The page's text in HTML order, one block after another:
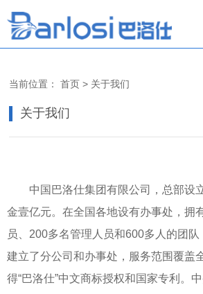
当前位置： 首页 > 关于我们
关于我们
中国巴洛仕集团有限公司，总部设
金壹亿元。在全国各地设有办事处，拥
员、200多名管理人员和600多人的团
建立了分公司和办事处，服务范围覆盖
得“巴洛仕”中文商标授权和国家专利。